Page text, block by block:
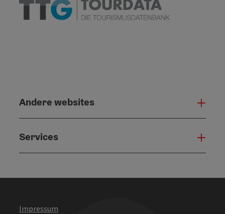
Andere websites
Services
Impressum